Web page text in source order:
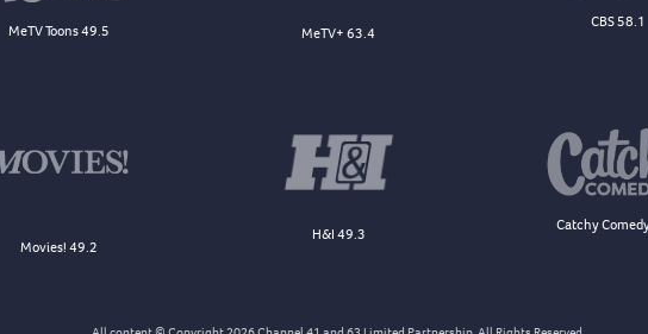
MeTV Toons 49.5 MeTV+ 63.4
CBS 58.1
Movies! 49.2
H&I 49.3
Catchy